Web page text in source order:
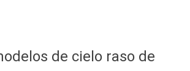
de cielo raso de